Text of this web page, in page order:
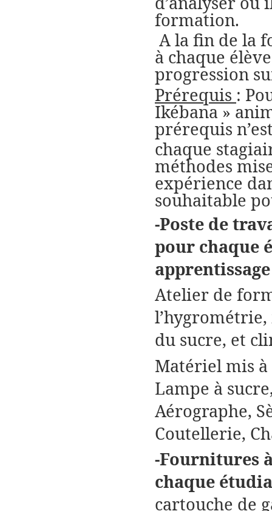
formation.
A la fin de la
à chaque
progression
Prérequis :
Ikébana »
prérequis
chaque
méthodes
expérience
souhaitable
-Poste de
pour chaque
Atelier de
du sucre, et
Matériel mis
Lampe à
Aérographe,
Coutellerie,
-Fournitures
chaque
cartouche de